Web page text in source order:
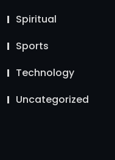
Spiritual
Sports
Technology
Uncategorized